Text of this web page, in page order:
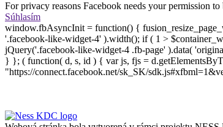
For privacy reasons Facebook needs your permission
Súhlasím
window.fbAsyncInit = function() {
'.facebook-like-widget-4' ).width(); if ( 1 >
jQuery('.facebook-like-widget-4 .fb-page' ).data(
} }; ( function( d, s, id ) { var js, fjs =
"https://connect.facebook.net/sk_SK/